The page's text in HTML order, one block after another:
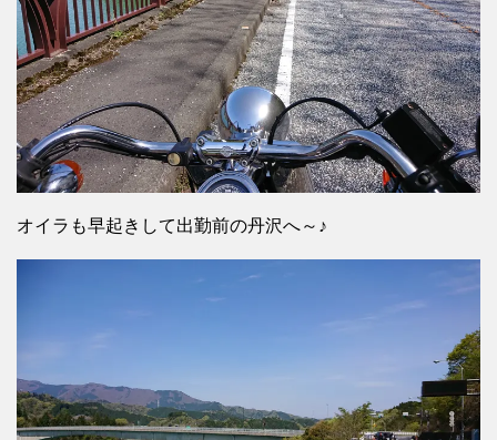
オイラも早起きして出勤前の丹沢へ～♪